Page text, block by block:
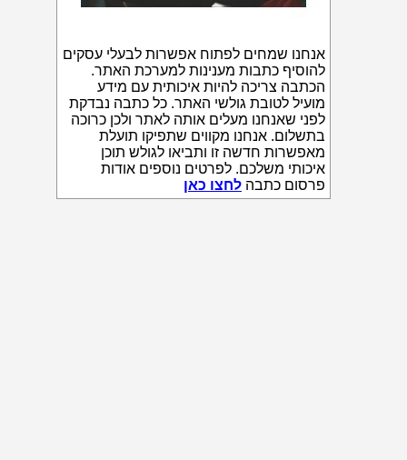
אנחנו שמחים לפתוח אפשרות לבעלי עסקים
להוסיף כתבות מענינות למערכת האתר.
הכתבה צריכה להיות איכותית עם מידע
מועיל לטובת גולשי האתר. כל כתבה נבדקת
לפני שאנחנו מעלים אותה לאתר ולכן כרוכה
בתשלום. אנחנו מקווים שתפיקו תועלת
מאפשרות חדשה זו ותביאו לגולש תוכן
איכותי משלכם. לפרטים נוספים אודות
פרסום כתבה לחצו כאן